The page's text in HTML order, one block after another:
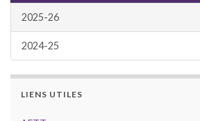
2025-26
2024-25
LIENS UTILES